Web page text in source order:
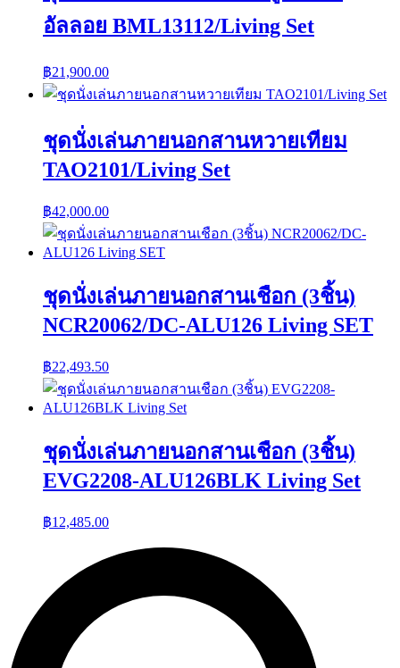
อัลลอย BML13112/Living Set
฿21,900.00
ชุดนั่งเล่นภายนอกสานหวายเทียม
TAO2101/Living Set
฿42,000.00
ชุดนั่งเล่นภายนอกสานเชือก (3ชิ้น)
NCR20062/DC-ALU126 Living SET
฿22,493.50
ชุดนั่งเล่นภายนอกสานเชือก (3ชิ้น)
EVG2208-ALU126BLK Living Set
฿12,485.00